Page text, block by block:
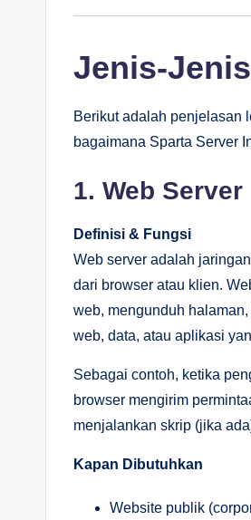
Jenis-
Berikut adalah penjelasan
bagaimana Sparta Server
1. Web Server
Definisi & Fungsi
Web server adalah
dari browser atau klien.
web, mengunduh
web, data, atau aplikasi
Sebagai contoh, ketika
browser mengirim
menjalankan skrip (jika
Kapan Dibutuhkan
Website publik